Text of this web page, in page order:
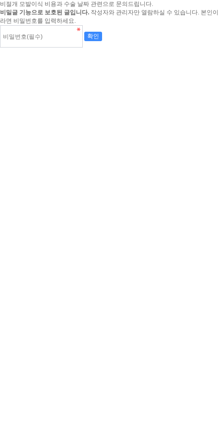
비절개 모발이식 비용과 수술 날짜 관련으로 문의드립니다.
비밀글 기능으로 보호된 글입니다. 작성자와 관리자만 열람하실 수 있습니다. 본인이
라면 비밀번호를 입력하세요.